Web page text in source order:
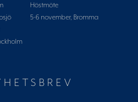
Höstmöte
5-6 november, Bromma